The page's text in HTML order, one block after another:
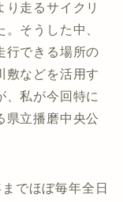
走るサイクリ
そうした中、
行できる場所の
敷などを活用す
、私が今回特に
県立播磨中央公
でほぼ毎年全日